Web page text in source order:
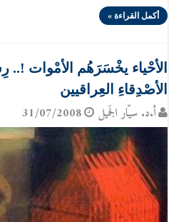
أكمل القراءة »
الأحْياء يخْسَرَهُم الأمْوات !..
الأصْدِقاءِ العِراقيين
أ.د. سيّار الجَميل 31/07/2008